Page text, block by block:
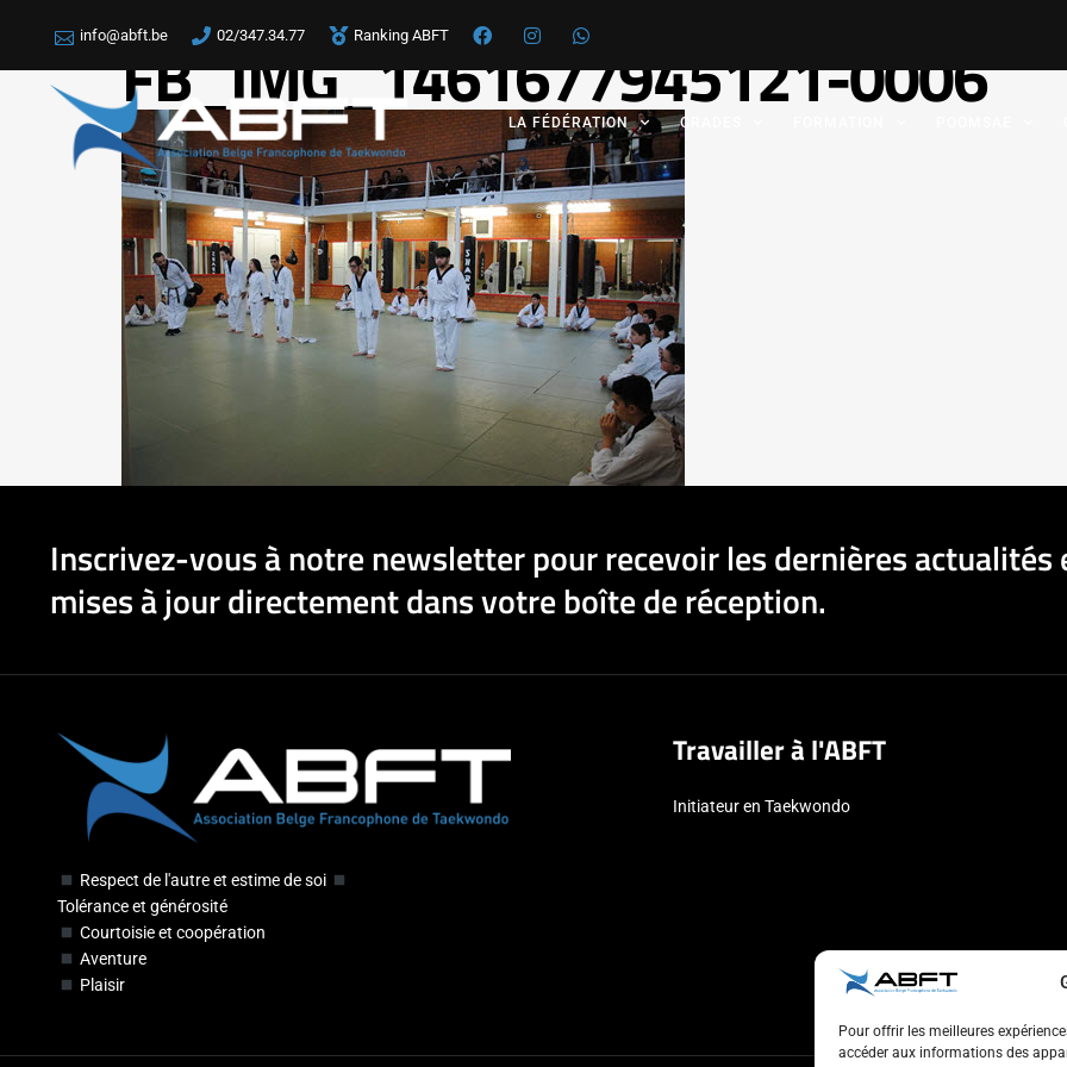
Pour offrir les meilleures
accéder aux informations des
info@abft.be 02/347.34.77 Ranking ABFT
LA FÉDÉRATION GRADES
FB_IMG_1461677945121-0006
Inscrivez-vous à notre newsletter pour recevoir les dernières actualités
mises à jour directement dans votre boîte de réception.
Respect de l'autre et estime de soi
Tolérance et générosité
Courtoisie et coopération
Aventure
Plaisir
Travailler à l'ABFT
Initiateur en Taekwondo